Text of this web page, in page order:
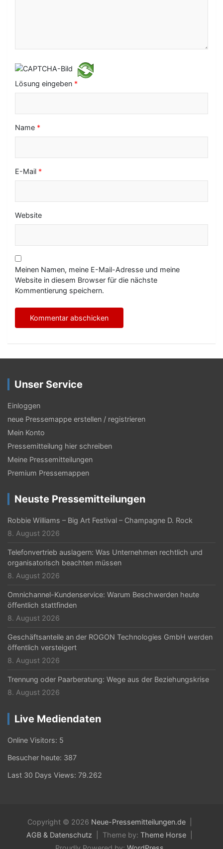
oLösung eingeben *
Name *
E-Mail *
Website
Meinen Namen, meine E-Mail-Adresse und meine
Website in diesem Browser für die nächste
Kommentierung speichern.
Unser Service
Einloggen
neue Pressemappe erstellen / registrieren
Mein Konto
Pressemitteilung hier schreiben
Meine Pressemitteilungen
Premium Pressemappen
Neuste Pressemitteilungen
Robbie Williams – Big Art Festival – Champagne D. Rock
8. August 2026
Telefonvertrieb auslagern: Was Unternehmen rechtlich und
organisatorisch beachten müssen
8. August 2026
Omnichannel-Kundenservice: Warum Beschwerden heute
öffentlich stattfinden
8. August 2026
Geschäftsanteile an der ROGON Technologies GmbH werden
öffentlich versteigert
8. August 2026
Trennung oder Paarberatung: Wege aus der Beziehungskrise
8. August 2026
Live Mediendaten
Online Visitors: 5
Besucher heute: 387
Last 30 Days Views: 79.262
Copyright © 2026 Neue-Pressemitteilungen.de
AGB & Datenschutz
Theme by: Theme Horse